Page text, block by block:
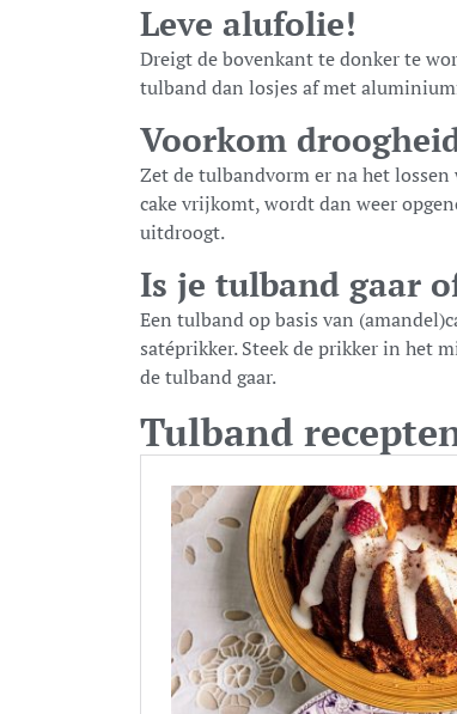
Leve alufolie!
Dreigt de bovenkant te donker te
tulband dan losjes af met
Voorkom
Zet de tulbandvorm er na het lossen
cake vrijkomt, wordt dan weer
uitdroogt.
Is je tulband gaar
Een tulband op basis van
satéprikker. Steek de prikker in het
de tulband gaar.
Tulband